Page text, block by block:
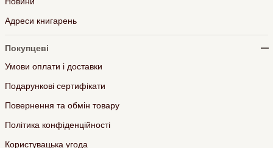
Адреси книгарень
Покупцеві
Умови оплати і доставки
Подарункові сертифікати
Повернення та обмін товару
Політика конфіденційності
Користувацька угода